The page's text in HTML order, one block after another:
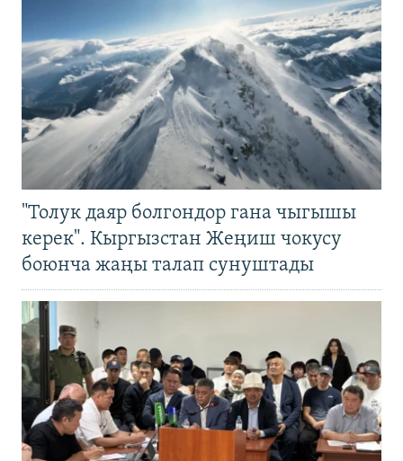
"Толук даяр болгондор гана чыгышы
керек". Кыргызстан Жеңиш чокусу
боюнча жаңы талап сунуштады